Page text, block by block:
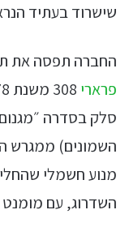
שישרוד בעתיד
החברה תפסה את
פרארי
סלק בסדרה
השמונים) ממגרש
השדרוג, עם